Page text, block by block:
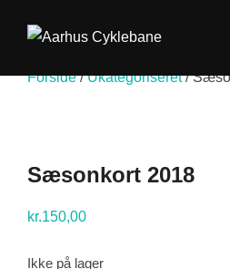
Forside/Ukategoriseret/
Sæsonkort 2018
kr.150,00
Ikke på lager